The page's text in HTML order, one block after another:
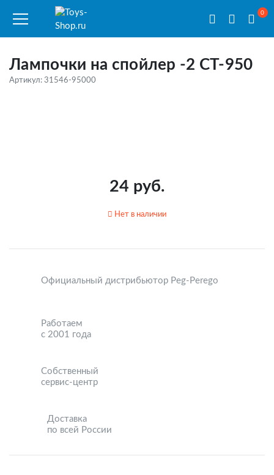
0
Лампочки на спойлер -2 CT-950
Артикул: 31546-95000
24 руб.
Нет в наличии
Официальный дистрибьютор Peg-Perego
Работаем
с 2001 года
Собственный
сервис-центр
Доставка
по всей России